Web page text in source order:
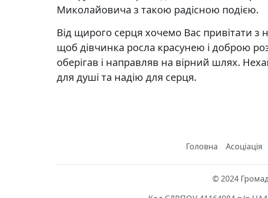
Миколайовича з такою радісною подією.
Від щирого серця хочемо Вас привітати
щоб дівчинка росла красунею і доброю
оберігав і направляв на вірний шлях.
для душі та надію для серця.
Головна Асоціація
© 2024